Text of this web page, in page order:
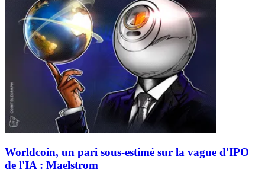
Worldcoin, un pari sous-estimé sur la vague d'IPO
de l'IA : Maelstrom